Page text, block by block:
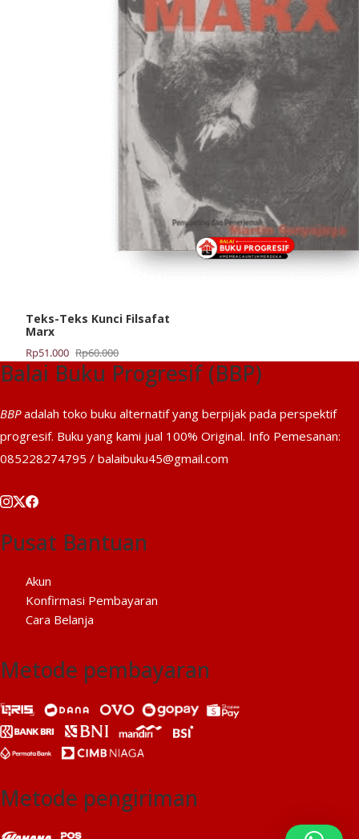
Teks-Teks Kunci Filsafat
Marx
Rp60.000
Harga
aslinya
adalah:
Rp51.000
Harga
saat
ini
Rp51.000.
Balai Buku Progresif (BBP)
BBPadalah toko buku alternatif yang berpijak pada perspektif
progresif. Buku yang kami jual 100% Original. Info Pemesanan:
085228274795 / balaibuku45@gmail.com
Pusat Bantuan
Akun
Konfirmasi Pembayaran
Cara Belanja
Metode pembayaran
Metode pengiriman